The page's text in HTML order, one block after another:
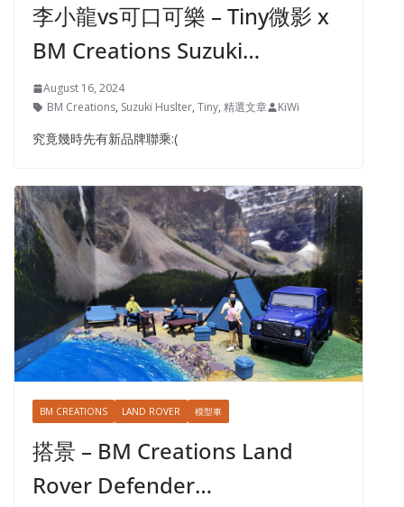
李小龍vs可口可樂 – Tiny微影 x
BM Creations Suzuki…
August 16, 2024
BM Creations, Suzuki Huslter, Tiny, 精選文章 KiWi
究竟幾時先有新品牌聯乘:(
BM CREATIONS LAND ROVER 模型車
搭景 – BM Creations Land
Rover Defender…